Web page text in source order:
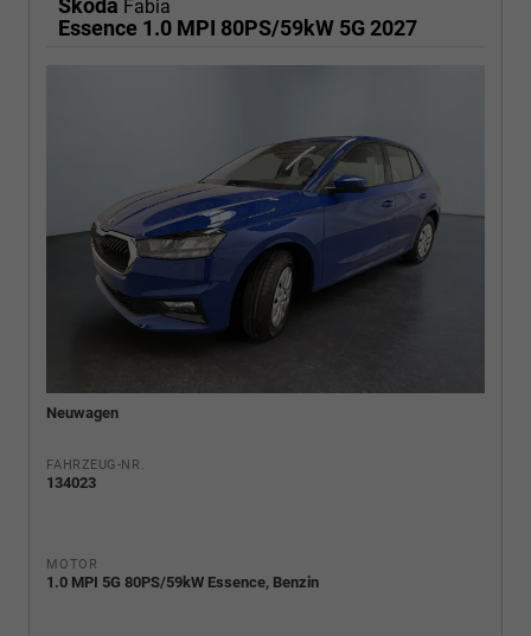
Skoda Fabia
Essence 1.0 MPI 80PS/59kW 5G 2027
Neuwagen
FAHRZEUG-NR.
134023
MOTOR
1.0 MPI 5G 80PS/59kW Essence, Benzin